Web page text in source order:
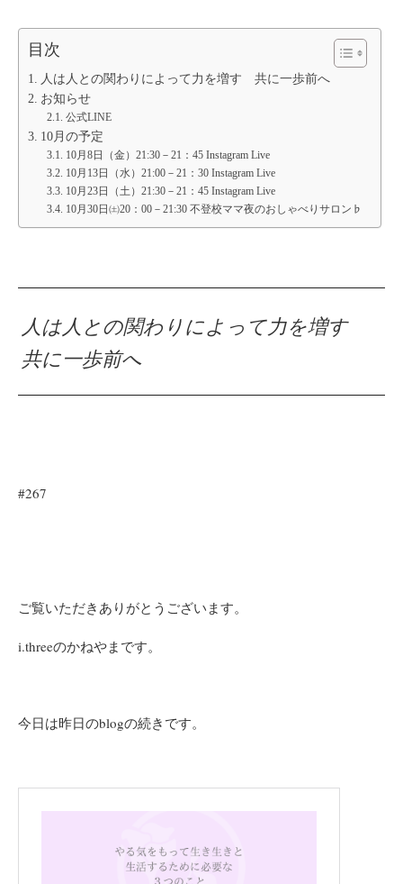
目次
人は人との関わりによって力を増す 共に一歩前へ
お知らせ
公式LINE
10月の予定
10月8日（金）21:30－21：45 Instagram Live
10月13日（水）21:00－21：30 Instagram Live
10月23日（土）21:30－21：45 Instagram Live
10月30日㈯20：00－21:30 不登校ママ夜のおしゃべりサロン♭
人は人との関わりによって力を増す
共に一歩前へ
#267
ご覧いただきありがとうございます。
i.threeのかねやまです。
今日は昨日のblogの続きです。